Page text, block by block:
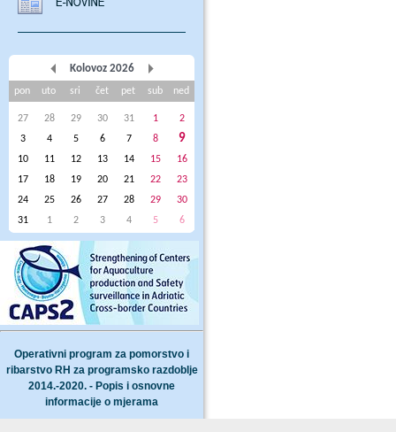
Kolovoz 2026
pon uto sri čet pet sub ned
27 28 29 30 31 1
2
3
4 5 6 7 8 9
10 11 12 13 14 15
16
17
18 19 20 21 22
23
24
25 26 27 28 29
30
31
1 2 3 4 5 6
Operativni program za pomorstvo i
ribarstvo RH za programsko razdoblje
2014.-2020. - Popis i osnovne
informacije o mjerama